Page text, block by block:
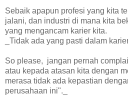
Sebaik apapun profesi yang kita
jalani, dan industri di mana kita
yang mengancam karier kita.
_Tidak ada yang pasti dalam karier
So please, jangan pernah
atau kepada atasan kita dengan
merasa tidak ada kepastian
perusahaan ini"._